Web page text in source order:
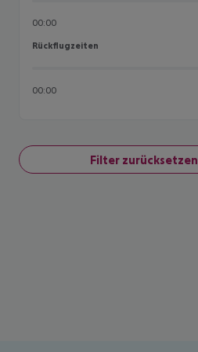
00:00
Rückflugzeiten
Rückflugzeiten
00:00
Filter zurücksetzen